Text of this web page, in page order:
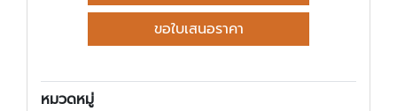
ขอใบเสนอราคา
หมวดหมู่